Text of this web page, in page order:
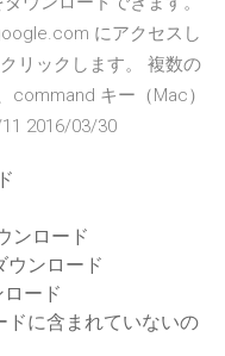
にアクセスし
リックします。 複数の
command キー（Mac）
2016/03/30
ンロード
ウンロード
ード
ドに含まれていないの